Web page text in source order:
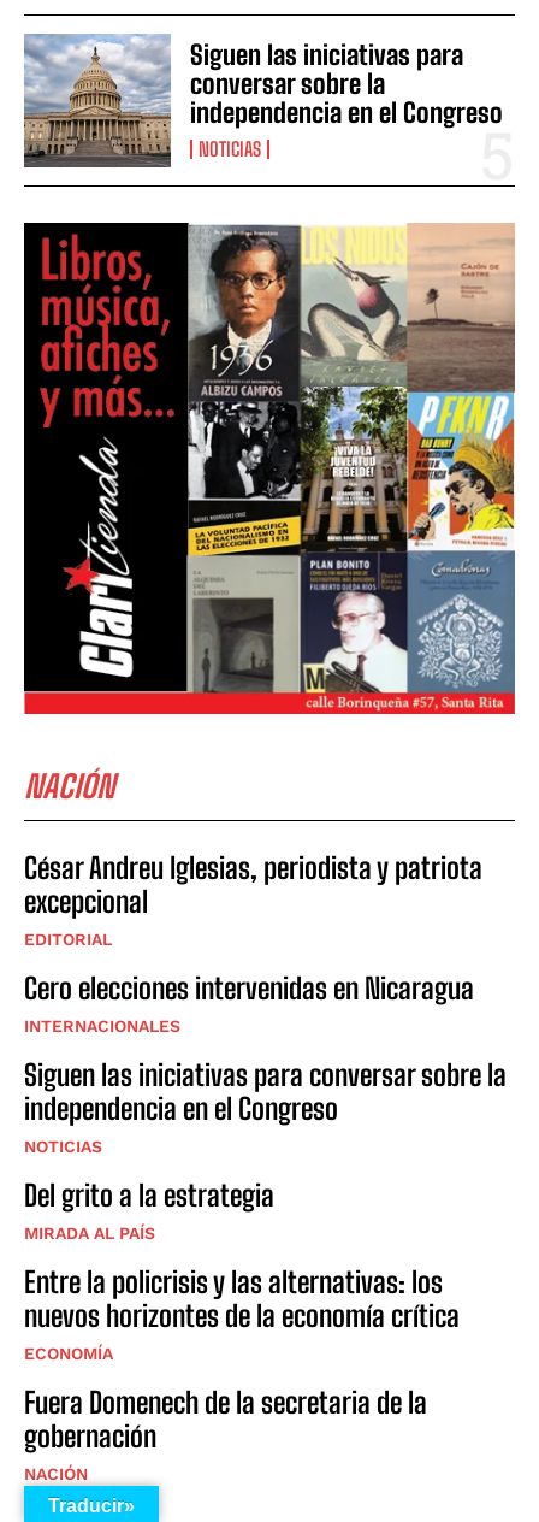
Siguen las iniciativas para
conversar sobre la
independencia en el Congreso
NOTICIAS
NACIÓN
César Andreu Iglesias, periodista y patriota
excepcional
EDITORIAL
Cero elecciones intervenidas en Nicaragua
INTERNACIONALES
Siguen las iniciativas para conversar sobre la
independencia en el Congreso
NOTICIAS
Del grito a la estrategia
MIRADA AL PAÍS
Entre la policrisis y las alternativas: los
nuevos horizontes de la economía crítica
ECONOMÍA
Fuera Domenech de la secretaria de la
gobernación
NACIÓN
Traducir»